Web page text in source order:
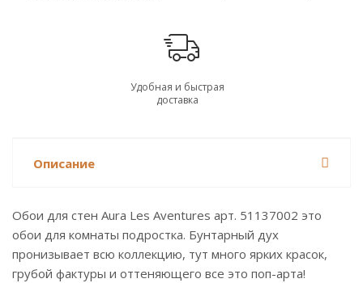
Удобная и быстрая
доставка
Описание
Обои для стен Aura Les Aventures арт. 51137002 это
обои для комнаты подростка. Бунтарный дух
пронизывает всю коллекцию, тут много ярких красок,
грубой фактуры и оттеняющего все это поп-арта!